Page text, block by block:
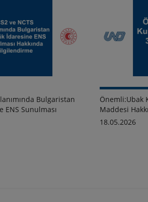
Bulgaristan
ENS Sunulması
Önemli:Ubak
Maddesi
18.05.2026